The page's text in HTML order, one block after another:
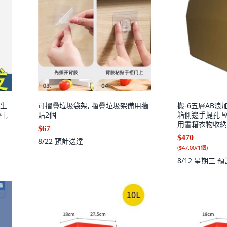
,
可摺疊垃圾袋架, 摺疊垃圾架備用牆
貼2個
$67
8/22 預計送達
搬-6五層AB浪
箱側邊手提孔
用書籍衣物收
$470
($47.00/1個)
8/12 星期三 預